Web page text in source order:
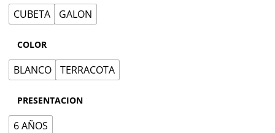
CUBETA GALON
COLOR
BLANCO TERRACOTA
PRESENTACION
6 AÑOS